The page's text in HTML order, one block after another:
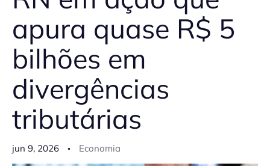
apura quase R$ 5
bilhões em
divergências
tributárias
jun 9, 2026 Economia